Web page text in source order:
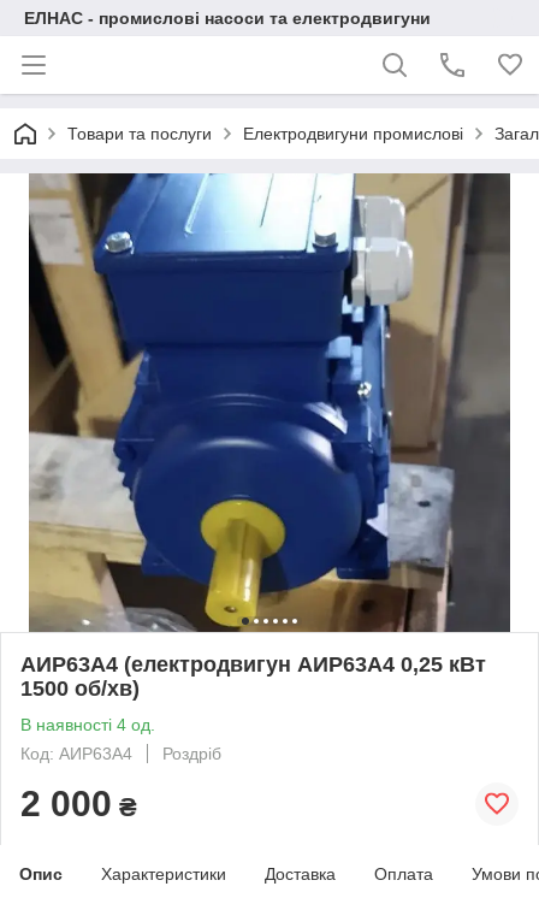
ЕЛНАС - промислові насоси та електродвигуни
Товари та послуги Електродвигуни промислові
АИР63А4 (електродвигун АИР63А4 0,25 кВт
1500 об/хв)
В наявності 4 од.
Код: АИР63А4
Роздріб
2 000 ₴
Опис Характеристики Доставка Оплата Умови